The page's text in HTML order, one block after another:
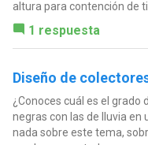
altura para contención de
1 respuesta
Diseño de
¿Conoces cuál es el grado
negras con las de lluvia en
nada sobre este tema,